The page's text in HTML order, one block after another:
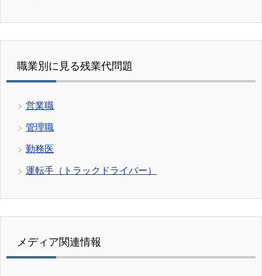
職業別に見る残業代問題
営業職
管理職
勤務医
運転手（トラックドライバー）
メディア関連情報